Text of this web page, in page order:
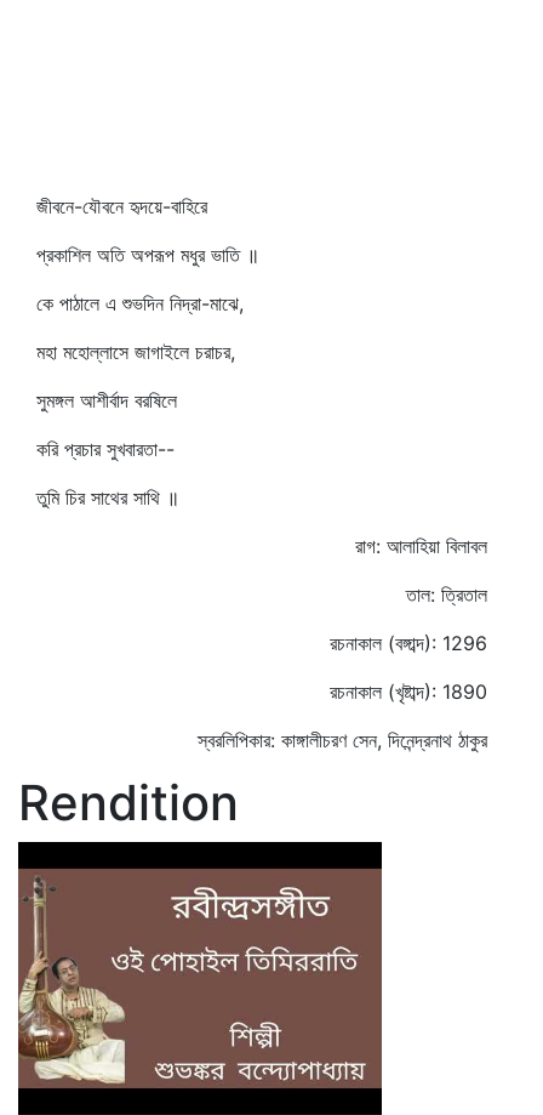
জীবনে-যৌবনে হৃদয়ে-বাহিরে
প্রকাশিল অতি অপরূপ মধুর ভাতি ॥
কে পাঠালে এ শুভদিন নিদ্রা-মাঝে,
মহা মহোল্লাসে জাগাইলে চরাচর,
সুমঙ্গল আশীর্বাদ বরষিলে
করি প্রচার সুখবারতা--
তুমি চির সাথের সাথি ॥
রাগ: আলাহিয়া বিলাবল
তাল: ত্রিতাল
রচনাকাল (বঙ্গাব্দ): 1296
রচনাকাল (খৃষ্টাব্দ): 1890
স্বরলিপিকার: কাঙ্গালীচরণ সেন, দিনেন্দ্রনাথ ঠাকুর
Rendition